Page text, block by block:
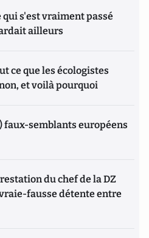
qui s'est vraiment passé
ailleurs
ce que les écologistes
et voilà pourquoi
faux-semblants européens
du chef de la DZ
fausse détente entre